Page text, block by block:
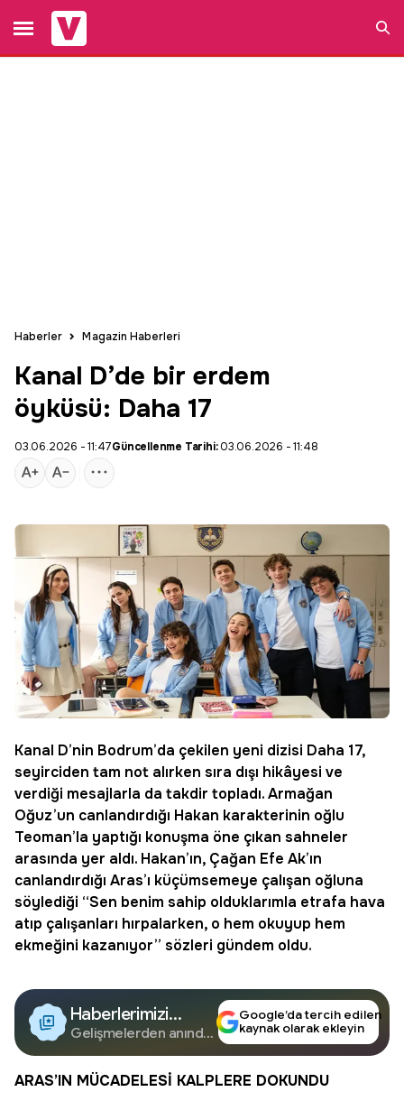
Haberler Magazin Haberleri
Kanal D’de bir erdem
öyküsü: Daha 17
03.06.2026 - 11:47Güncellenme Tarihi:03.06.2026 - 11:48
Kanal D’nin Bodrum’da çekilen yeni dizisi Daha 17,
seyirciden tam not alırken sıra dışı hikâyesi ve
verdiği mesajlarla da takdir topladı. Armağan
Oğuz’un canlandırdığı Hakan karakterinin oğlu
Teoman’la yaptığı konuşma öne çıkan sahneler
arasında yer aldı. Hakan’ın, Çağan Efe Ak’ın
canlandırdığı Aras’ı küçümsemeye çalışan oğluna
söylediği “Sen benim sahip olduklarımla etrafa hava
atıp çalışanları hırpalarken, o hem okuyup hem
ekmeğini kazanıyor” sözleri gündem oldu.
Haberlerimizi
Google'da Takip
Edin
Gelişmelerden anında
Google’da tercih edilen
kaynak olarak ekleyin
ARAS’IN MÜCADELESİ KALPLERE DOKUNDU